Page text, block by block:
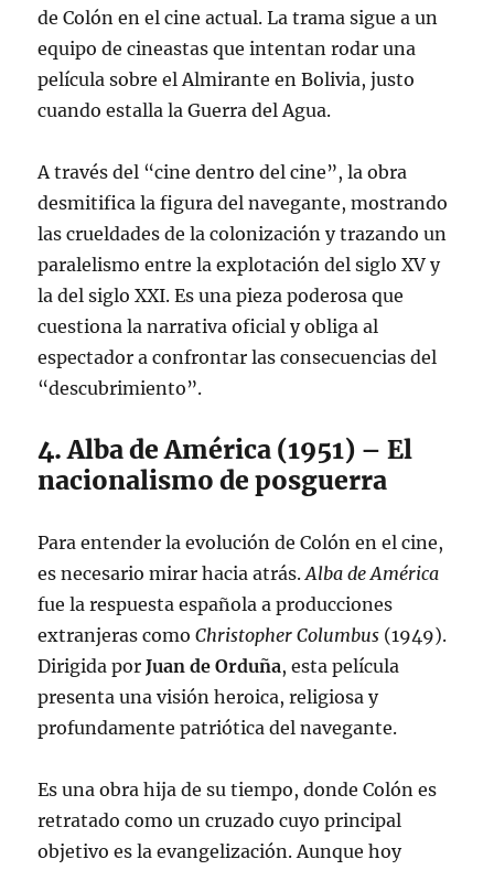
de Colón en el cine actual. La trama sigue a un
equipo de cineastas que intentan rodar una
película sobre el Almirante en Bolivia, justo
cuando estalla la Guerra del Agua.
A través del “cine dentro del cine”, la obra
desmitifica la figura del navegante, mostrando
las crueldades de la colonización y trazando un
paralelismo entre la explotación del siglo XV y
la del siglo XXI. Es una pieza poderosa que
cuestiona la narrativa oficial y obliga al
espectador a confrontar las consecuencias del
“descubrimiento”.
4. Alba de América (1951) – El
nacionalismo de posguerra
Para entender la evolución de Colón en el cine,
es necesario mirar hacia atrás.Alba de América
fue la respuesta española a producciones
extranjeras comoChristopher Columbus (1949).
Dirigida porJuan de Orduña, esta película
presenta una visión heroica, religiosa y
profundamente patriótica del navegante.
Es una obra hija de su tiempo, donde Colón es
retratado como un cruzado cuyo principal
objetivo es la evangelización. Aunque hoy